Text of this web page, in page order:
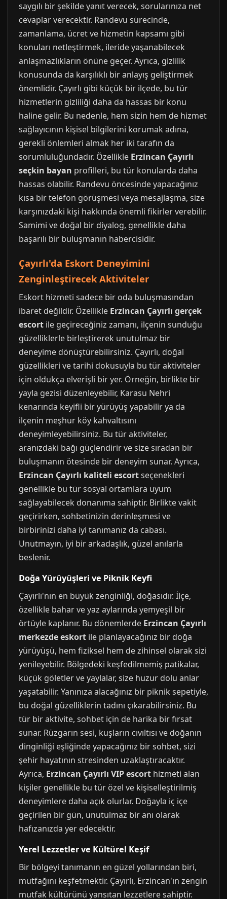
saygılı bir şekilde yanıt verecek, sorularınıza net
cevaplar verecektir. Randevu sürecinde,
zamanlama, ücret ve hizmetin kapsamı gibi
konuları netleştirmek, ileride yaşanabilecek
anlaşmazlıkların önüne geçer. Ayrıca, gizlilik
konusunda da karşılıklı bir anlayış geliştirmek
önemlidir. Çayırlı gibi küçük bir ilçede, bu tür
hizmetlerin gizliliği daha da hassas bir konu
haline gelir. Bu nedenle, hem sizin hem de hizmet
sağlayıcının kişisel bilgilerini korumak adına,
gerekli önlemleri almak her iki tarafın da
sorumluluğundadır. Özellikle Erzincan Çayırlı
seçkin bayan profilleri, bu tür konularda daha
hassas olabilir. Randevu öncesinde yapacağınız
kısa bir telefon görüşmesi veya mesajlaşma, size
karşınızdaki kişi hakkında önemli fikirler verebilir.
Samimi ve doğal bir diyalog, genellikle daha
başarılı bir buluşmanın habercisidir.
Çayırlı'da Eskort Deneyimini
Zenginleştirecek Aktiviteler
Eskort hizmeti sadece bir oda buluşmasından
ibaret değildir. Özellikle Erzincan Çayırlı gerçek
escort ile geçireceğiniz zamanı, ilçenin sunduğu
güzelliklerle birleştirerek unutulmaz bir
deneyime dönüştürebilirsiniz. Çayırlı, doğal
güzellikleri ve tarihi dokusuyla bu tür aktiviteler
için oldukça elverişli bir yer. Örneğin, birlikte bir
yayla gezisi düzenleyebilir, Karasu Nehri
kenarında keyifli bir yürüyüş yapabilir ya da
ilçenin meşhur köy kahvaltısını
deneyimleyebilirsiniz. Bu tür aktiviteler,
aranızdaki bağı güçlendirir ve size sıradan bir
buluşmanın ötesinde bir deneyim sunar. Ayrıca,
Erzincan Çayırlı kaliteli escortseçenekleri
genellikle bu tür sosyal ortamlara uyum
sağlayabilecek donanıma sahiptir. Birlikte vakit
geçirirken, sohbetinizin derinleşmesi ve
birbirinizi daha iyi tanımanız da cabası.
Unutmayın, iyi bir arkadaşlık, güzel anılarla
beslenir.
Doğa Yürüyüşleri ve Piknik Keyfi
Çayırlı'nın en büyük zenginliği, doğasıdır. İlçe,
özellikle bahar ve yaz aylarında yemyeşil bir
örtüyle kaplanır. Bu dönemlerde Erzincan Çayırlı
merkezde eskort ile planlayacağınız bir doğa
yürüyüşü, hem fiziksel hem de zihinsel olarak sizi
yenileyebilir. Bölgedeki keşfedilmemiş patikalar,
küçük göletler ve yaylalar, size huzur dolu anlar
yaşatabilir. Yanınıza alacağınız bir piknik sepetiyle,
bu doğal güzelliklerin tadını çıkarabilirsiniz. Bu
tür bir aktivite, sohbet için de harika bir fırsat
sunar. Rüzgarın sesi, kuşların cıvıltısı ve doğanın
dinginliği eşliğinde yapacağınız bir sohbet, sizi
şehir hayatının stresinden uzaklaştıracaktır.
Ayrıca, Erzincan Çayırlı VIP escort hizmeti alan
kişiler genellikle bu tür özel ve kişiselleştirilmiş
deneyimlere daha açık olurlar. Doğayla iç içe
geçirilen bir gün, unutulmaz bir anı olarak
hafızanızda yer edecektir.
Yerel Lezzetler ve Kültürel Keşif
Bir bölgeyi tanımanın en güzel yollarından biri,
mutfağını keşfetmektir. Çayırlı, Erzincan'ın zengin
mutfak kültürünü yansıtan lezzetlere sahiptir.